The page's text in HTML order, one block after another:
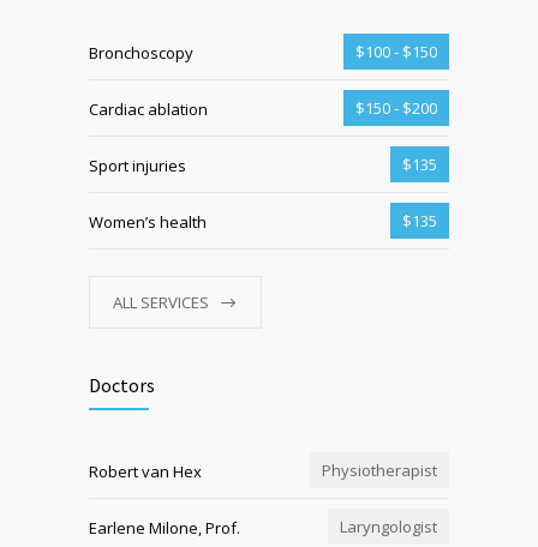
Bronchoscopy $100 - $150
Cardiac ablation $150 - $200
Sport injuries $135
Women’s health $135
ALL SERVICES
Doctors
Robert van Hex Physiotherapist
Earlene Milone, Prof. Laryngologist